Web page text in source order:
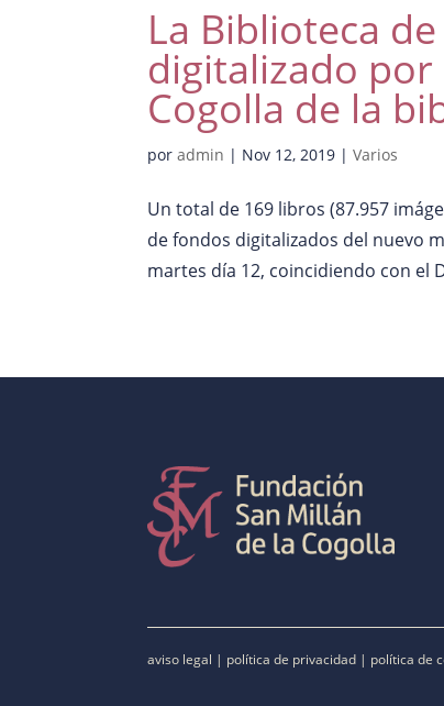
La Biblioteca
digitalizado por
Cogolla de la
poradmin | Nov 12, 2019 |Varios
Un total de 169 libros (87.957
de fondos digitalizados del nuevo
martes día 12, coincidiendo con el
aviso legal | política de privacidad | política de